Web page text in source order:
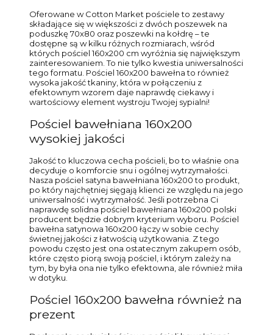
Oferowane w Cotton Market pościele to zestawy
składające się w większości z dwóch poszewek na
poduszkę 70x80 oraz poszewki na kołdrę – te
dostępne są w kilku różnych rozmiarach, wśród
których pościel 160x200 cm wyróżnia się największym
zainteresowaniem. To nie tylko kwestia uniwersalności
tego formatu. Pościel 160x200 bawełna to również
wysoka jakość tkaniny, która w połączeniu z
efektownym wzorem daje naprawdę ciekawy i
wartościowy element wystroju Twojej sypialni!
Pościel bawełniana 160x200
wysokiej jakości
Jakość to kluczowa cecha pościeli, bo to właśnie ona
decyduje o komforcie snu i ogólnej wytrzymałości.
Nasza pościel satyna bawełniana 160x200 to produkt,
po który najchętniej sięgają klienci ze względu na jego
uniwersalność i wytrzymałość. Jeśli potrzebna Ci
naprawdę solidna pościel bawełniana 160x200 polski
producent będzie dobrym kryterium wyboru. Pościel
bawełna satynowa 160x200 łączy w sobie cechy
świetnej jakości z łatwością użytkowania. Z tego
powodu często jest ona ostatecznym zakupem osób,
które często piorą swoją pościel, i którym zależy na
tym, by była ona nie tylko efektowna, ale również miła
w dotyku.
Pościel 160x200 bawełna również na
prezent